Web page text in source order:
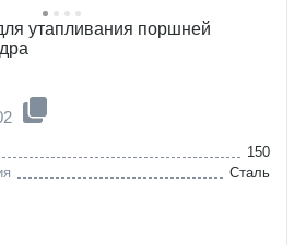
утапливания поршней
150
Сталь